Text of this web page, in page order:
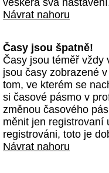
veškerá svá
Návrat nahoru
Časy jsou špatně!
Časy jsou téměř vždy
jsou časy zobrazené
tom, ve kterém se
si časové pásmo v
změnou časového
měnit jen registrovaní
registrováni, toto je
Návrat nahoru